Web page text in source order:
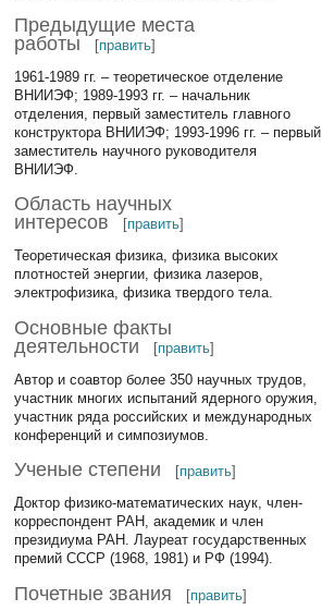
Предыдущие места
работы
[править]
1961-1989 гг. – теоретическое отделение
ВНИИЭФ; 1989-1993 гг. – начальник
отделения, первый заместитель главного
конструктора ВНИИЭФ; 1993-1996 гг. – первый
заместитель научного руководителя
ВНИИЭФ.
Область научных
интересов
[править]
Теоретическая физика, физика высоких
плотностей энергии, физика лазеров,
электрофизика, физика твердого тела.
Основные факты
деятельности
[править]
Автор и соавтор более 350 научных трудов,
участник многих испытаний ядерного оружия,
участник ряда российских и международных
конференций и симпозиумов.
Ученые степени [править]
Доктор физико-математических наук, член-
корреспондент РАН, академик и член
президиума РАН. Лауреат государственных
премий СССР (1968, 1981) и РФ (1994).
Почетные звания [править]